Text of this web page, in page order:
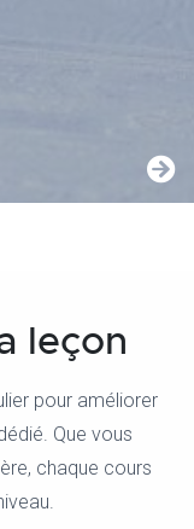
leçon
pour améliorer
Que vous
chaque cours